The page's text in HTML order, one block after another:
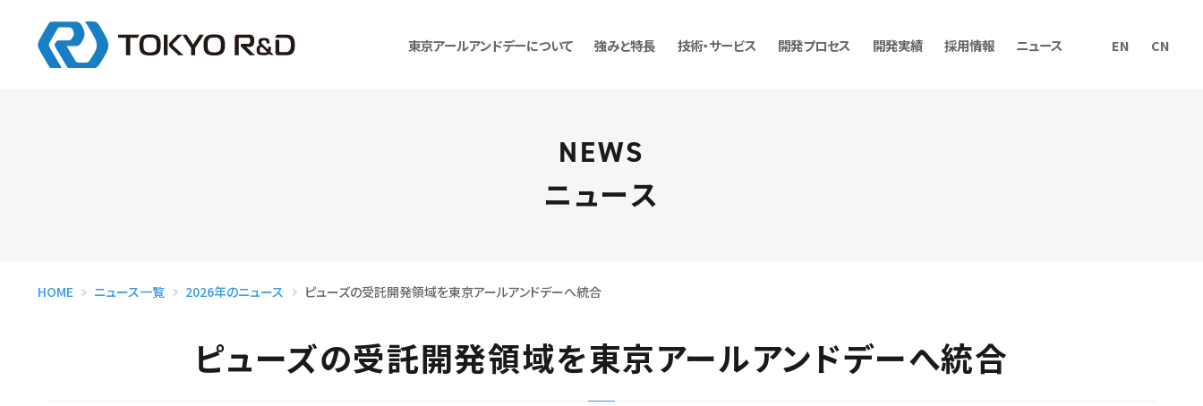
東京アールアンドデーについて
沿革
強みと特長 技術・サービス
ワンストップ開発
開発プロセス 開発実績 採用情報
お問い合わせ
ニュース EN CN
NEWS
ニュース
HOME ニュース一覧 2026年のニュース ピューズの受託開発領域を東京アールアンドデーへ統合
ピューズの受託開発領域を東京アールアンドデーへ統合